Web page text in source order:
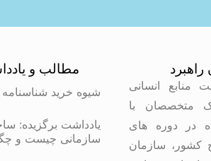
راهبرد
منابع انسانی
متخصصان با
در دوره های
سازمان
مطالب و
شیوه خرید
یادداشت برگزیده:
سازمانی چیست و